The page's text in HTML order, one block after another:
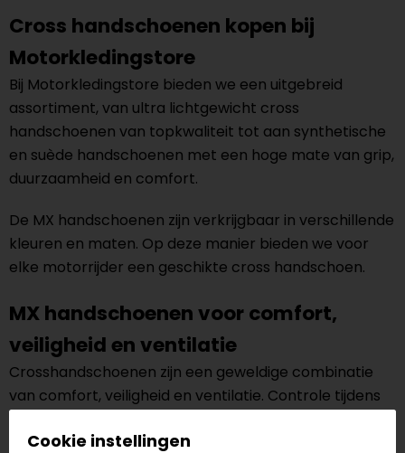
Cross handschoenen kopen bij
Motorkledingstore
Bij Motorkledingstore bieden we een uitgebreid
assortiment, van ultra lichtgewicht cross
handschoenen van topkwaliteit tot aan synthetische
en suède handschoenen met een hoge mate van grip,
duurzaamheid en comfort.
De MX handschoenen zijn verkrijgbaar in verschillende
kleuren en maten. Op deze manier bieden we voor
elke motorrijder een geschikte cross handschoen.
MX handschoenen voor comfort,
veiligheid en ventilatie
Crosshandschoenen zijn een geweldige combinatie
van comfort, veiligheid en ventilatie. Controle tijdens
grip moet houden op het stuur. Ze bieden
Cookie instellingen